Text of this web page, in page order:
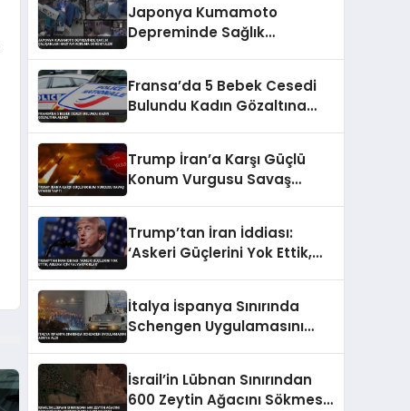
Japonya Kumamoto
Depreminde Sağlık
Fransa’da 5 Bebek Cesedi
Bulundu Kadın Gözaltına
Trump İran’a Karşı Güçlü
Konum Vurgusu Savaş
Trump’tan İran İddiası:
‘Askeri Güçlerini Yok Ettik,
İtalya İspanya Sınırında
Schengen Uygulamasını
İsrail’in Lübnan Sınırından
600 Zeytin Ağacını Sökmesi